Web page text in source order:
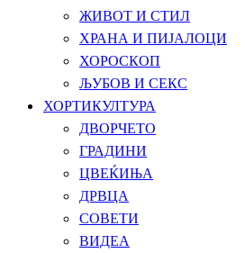
ЖИВОТ И СТИЛ
ХРАНА И ПИЈАЛОЦИ
ХОРОСКОП
ЉУБОВ И СЕКС
ХОРТИКУЛТУРА
ДВОРЧЕТО
ГРАДИНИ
ЦВЕЌИЊА
ДРВЦА
СОВЕТИ
ВИДЕА